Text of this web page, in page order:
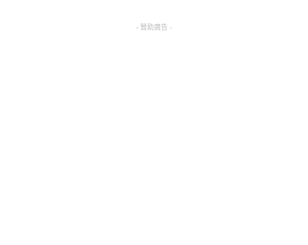
- 贊助廣告 -